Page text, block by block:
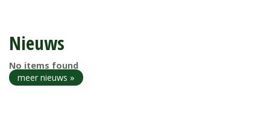
Nieuws
No items found
meer nieuws »